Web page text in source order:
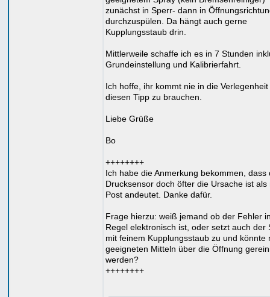
zunächst in Sperr- dann in
durchzuspülen. Da hängt auch gerne
Kupplungsstaub drin.
Mittlerweile schaffe ich es in 7 Stunden
Grundeinstellung und Kalibrierfahrt.
Ich hoffe, ihr kommt nie in die Verlegenheit
diesen Tipp zu brauchen.
Liebe Grüße
Bo
++++++++
Ich habe die Anmerkung bekommen, dass
Drucksensor doch öfter die Ursache ist als
Post andeutet. Danke dafür.
Frage hierzu: weiß jemand ob der Fehler
Regel elektronisch ist, oder setzt auch der
mit feinem Kupplungsstaub zu und könnte
geeigneten Mitteln über die Öffnung
werden?
++++++++